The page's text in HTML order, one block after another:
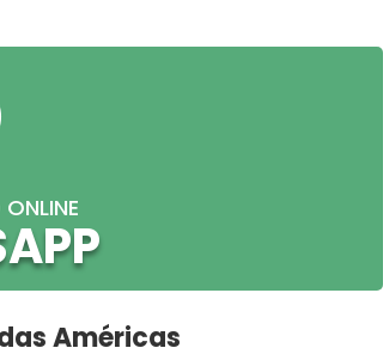
Américas